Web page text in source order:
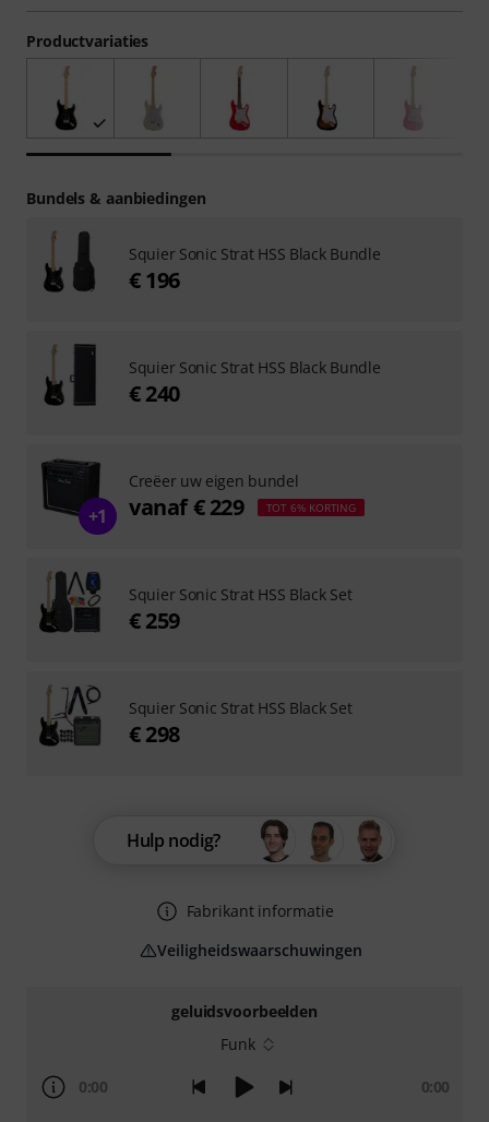
geluidsvoorbeelden
Funk
0:00 0:00
Productvariaties
Hulp nodig?
Fabrikant informatie
Veiligheidswaarschuwingen
Bundels & aanbiedingen
Squier Sonic Strat HSS Black Bundle
€ 196
Squier Sonic Strat HSS Black Bundle
€ 240
+1
Creëer uw eigen bundel
vanaf € 229 TOT 6% KORTING
Squier Sonic Strat HSS Black Set
€ 259
Squier Sonic Strat HSS Black Set
€ 298